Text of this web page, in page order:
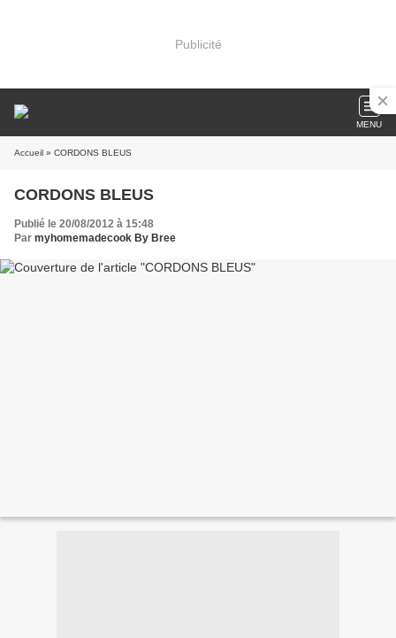
Publicité
MENU
Accueil » CORDONS BLEUS
CORDONS BLEUS
Publié le 20/08/2012 à 15:48
Par myhomemadecook By Bree